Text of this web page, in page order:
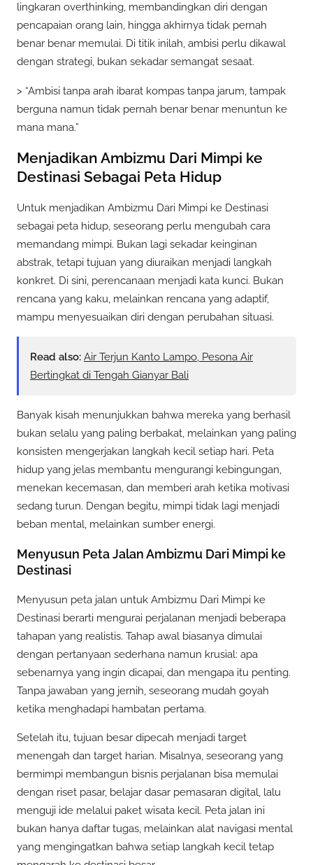
lingkaran overthinking, membandingkan diri dengan
pencapaian orang lain, hingga akhirnya tidak pernah
benar benar memulai. Di titik inilah, ambisi perlu dikawal
dengan strategi, bukan sekadar semangat sesaat.
> “Ambisi tanpa arah ibarat kompas tanpa jarum, tampak
berguna namun tidak pernah benar benar menuntun ke
mana mana.”
Menjadikan Ambizmu Dari Mimpi ke
Destinasi Sebagai Peta Hidup
Untuk menjadikan Ambizmu Dari Mimpi ke Destinasi
sebagai peta hidup, seseorang perlu mengubah cara
memandang mimpi. Bukan lagi sekadar keinginan
abstrak, tetapi tujuan yang diuraikan menjadi langkah
konkret. Di sini, perencanaan menjadi kata kunci. Bukan
rencana yang kaku, melainkan rencana yang adaptif,
mampu menyesuaikan diri dengan perubahan situasi.
Read also: Air Terjun Kanto Lampo, Pesona Air
Bertingkat di Tengah Gianyar Bali
Banyak kisah menunjukkan bahwa mereka yang berhasil
bukan selalu yang paling berbakat, melainkan yang paling
konsisten mengerjakan langkah kecil setiap hari. Peta
hidup yang jelas membantu mengurangi kebingungan,
menekan kecemasan, dan memberi arah ketika motivasi
sedang turun. Dengan begitu, mimpi tidak lagi menjadi
beban mental, melainkan sumber energi.
Menyusun Peta Jalan Ambizmu Dari Mimpi ke
Destinasi
Menyusun peta jalan untuk Ambizmu Dari Mimpi ke
Destinasi berarti mengurai perjalanan menjadi beberapa
tahapan yang realistis. Tahap awal biasanya dimulai
dengan pertanyaan sederhana namun krusial: apa
sebenarnya yang ingin dicapai, dan mengapa itu penting.
Tanpa jawaban yang jernih, seseorang mudah goyah
ketika menghadapi hambatan pertama.
Setelah itu, tujuan besar dipecah menjadi target
menengah dan target harian. Misalnya, seseorang yang
bermimpi membangun bisnis perjalanan bisa memulai
dengan riset pasar, belajar dasar pemasaran digital, lalu
menguji ide melalui paket wisata kecil. Peta jalan ini
bukan hanya daftar tugas, melainkan alat navigasi mental
yang mengingatkan bahwa setiap langkah kecil tetap